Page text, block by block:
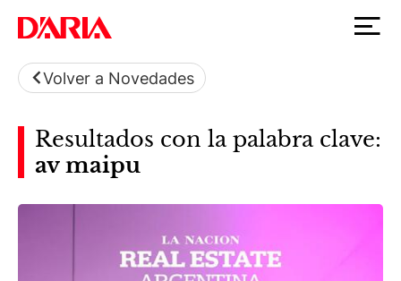
Volver a Novedades
Resultados con la palabra clave:
av maipu